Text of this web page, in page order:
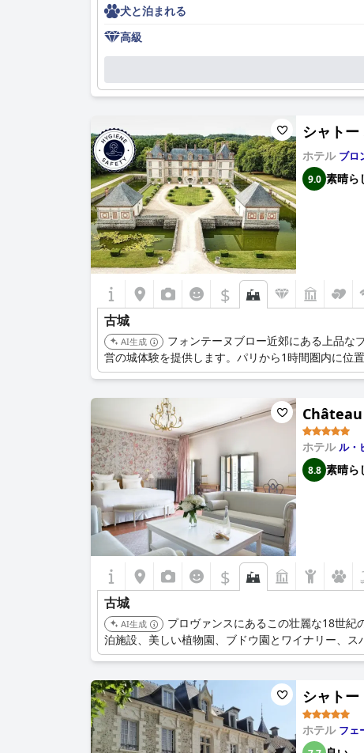
犬と泊まれる
高級
シャト
ホテル ブロ
9.0 素晴ら
$
古城
AI生成
フォンテーヌブロー近郊にある上品な
営の城体験を提供します。パリから1時間圏内に位置
ホテルル・
8.8 素晴ら
$
古城
AI生成
プロヴァンスにあるこの壮麗な18世
泊施設、美しい植物園、ブドウ園とワイナリー、
シャト
ホテル フェ